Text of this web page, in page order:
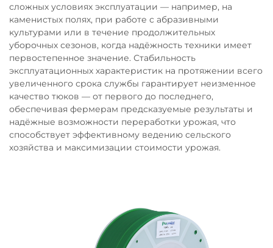
сложных условиях эксплуатации — например, на
каменистых полях, при работе с абразивными
культурами или в течение продолжительных
уборочных сезонов, когда надёжность техники имеет
первостепенное значение. Стабильность
эксплуатационных характеристик на протяжении всего
увеличенного срока службы гарантирует неизменное
качество тюков — от первого до последнего,
обеспечивая фермерам предсказуемые результаты и
надёжные возможности переработки урожая, что
способствует эффективному ведению сельского
хозяйства и максимизации стоимости урожая.